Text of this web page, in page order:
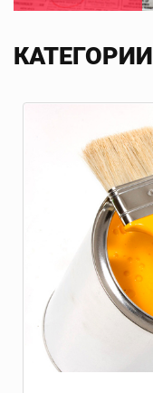
КАТЕГОРИИ